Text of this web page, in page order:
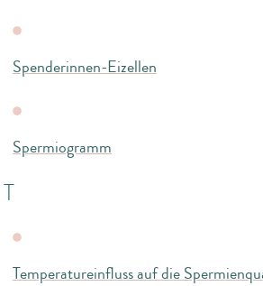
Spenderinnen-Eizellen
Spermiogramm
T
Temperatureinfluss auf die